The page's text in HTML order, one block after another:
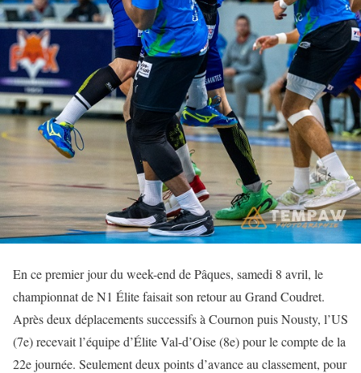
En ce premier jour du week-end de Pâques, samedi 8 avril, le
championnat de N1 Élite faisait son retour au Grand Coudret.
Après deux déplacements successifs à Cournon puis Nousty, l’US
(7e) recevait l’équipe d’Élite Val-d’Oise (8e) pour le compte de la
22e journée. Seulement deux points d’avance au classement, pour